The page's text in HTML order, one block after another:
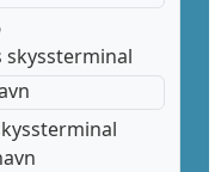
skyssterminal